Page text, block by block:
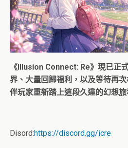
《Illusion Connect: Re》現已正
界、大量回歸福利，以及等待再
伴玩家重新踏上這段久違的幻想旅
Disord:https://discord.gg/icre